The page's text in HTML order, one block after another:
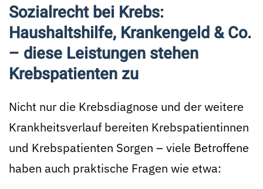
Sozialrecht bei Krebs:
Haushaltshilfe, Krankengeld & Co.
– diese Leistungen stehen
Krebspatienten zu
Nicht nur die Krebsdiagnose und der weitere
Krankheitsverlauf bereiten Krebspatientinnen
und Krebspatienten Sorgen – viele Betroffene
haben auch praktische Fragen wie etwa: